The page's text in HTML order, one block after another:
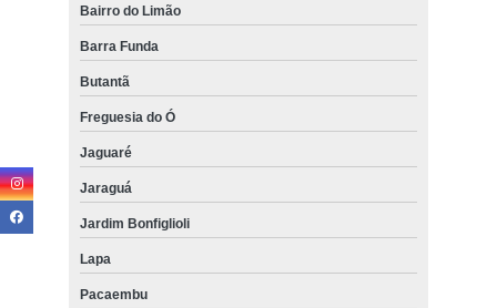
Bairro do Limão
Barra Funda
Butantã
Freguesia do Ó
Jaguaré
Jaraguá
Jardim Bonfiglioli
Lapa
Pacaembu